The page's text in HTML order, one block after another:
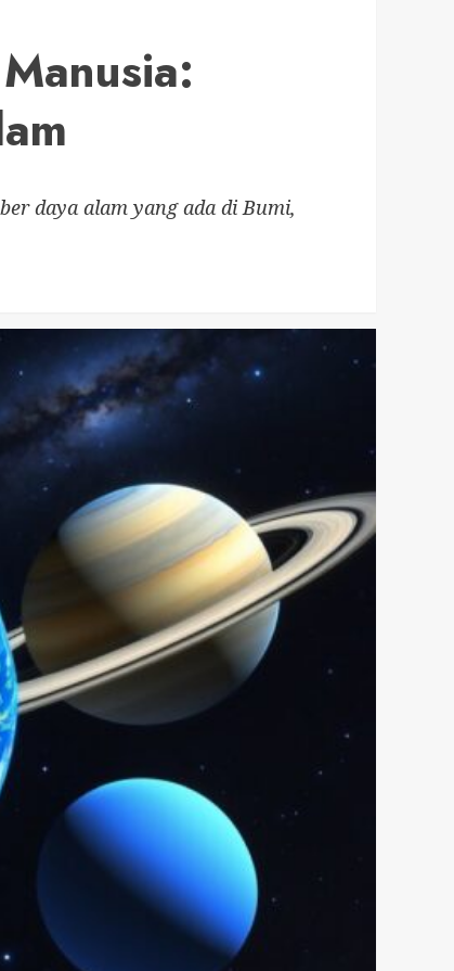
daya alam yang ada di Bumi,